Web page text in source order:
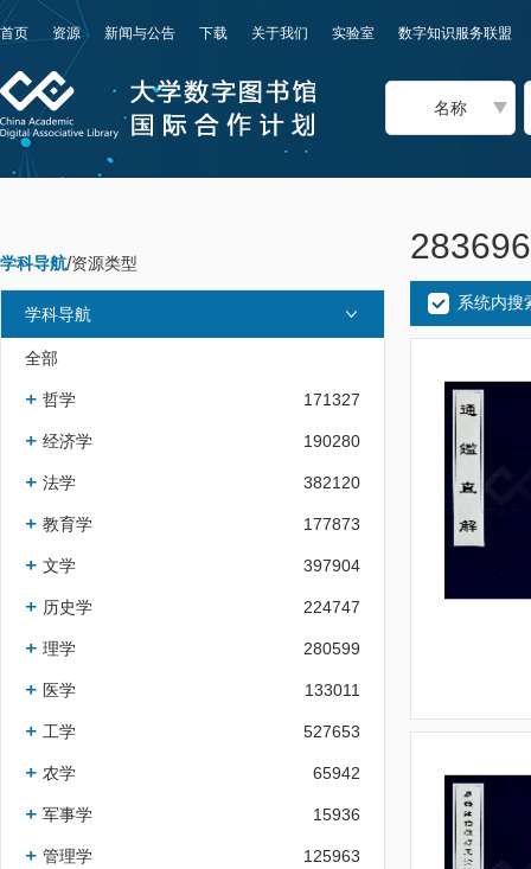
首页 资源 新闻与公告 下载 关于我们 实验室 数字知识服务联盟
名称
学科导航/资源类型
学科导航
全部
哲学 171327
经济学 190280
法学 382120
教育学 177873
文学 397904
历史学 224747
理学 280599
医学 133011
工学 527653
农学 65942
军事学 15936
管理学 125963
系统内搜